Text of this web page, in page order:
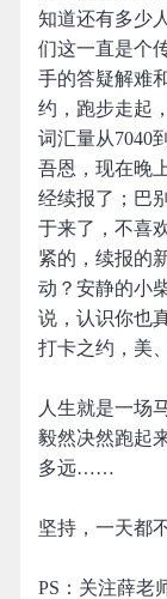
知道还有多少
们这一直是个
手的答疑解难
约，跑步走起
词汇量从7040
吾恩，现在晚
经续报了；巴
于来了，不喜
紧的，续报的
动？安静的小
说，认识你也
打卡之约，
人生就是一场
毅然决然跑起
多远……
坚持，一天都
PS：关注薛老